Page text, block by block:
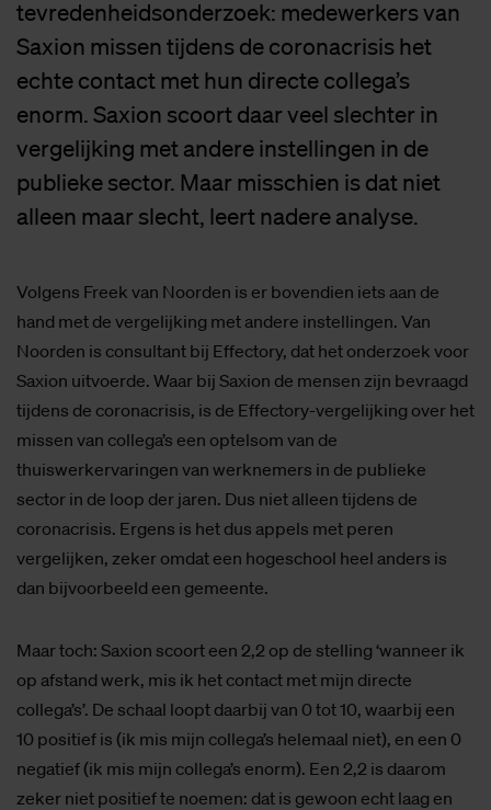
tevredenheidsonderzoek: medewerkers van
Saxion missen tijdens de coronacrisis het
echte contact met hun directe collega’s
enorm. Saxion scoort daar veel slechter in
vergelijking met andere instellingen in de
publieke sector. Maar misschien is dat niet
alleen maar slecht, leert nadere analyse.
Volgens Freek van Noorden is er bovendien iets aan de
hand met de vergelijking met andere instellingen. Van
Noorden is consultant bij Effectory, dat het onderzoek voor
Saxion uitvoerde. Waar bij Saxion de mensen zijn bevraagd
tijdens de coronacrisis, is de Effectory-vergelijking over het
missen van collega’s een optelsom van de
thuiswerkervaringen van werknemers in de publieke
sector in de loop der jaren. Dus niet alleen tijdens de
coronacrisis. Ergens is het dus appels met peren
vergelijken, zeker omdat een hogeschool heel anders is
dan bijvoorbeeld een gemeente.
Maar toch: Saxion scoort een 2,2 op de stelling ‘wanneer ik
op afstand werk, mis ik het contact met mijn directe
collega’s’. De schaal loopt daarbij van 0 tot 10, waarbij een
10 positief is (ik mis mijn collega’s helemaal niet), en een 0
negatief (ik mis mijn collega’s enorm). Een 2,2 is daarom
zeker niet positief te noemen: dat is gewoon echt laag en